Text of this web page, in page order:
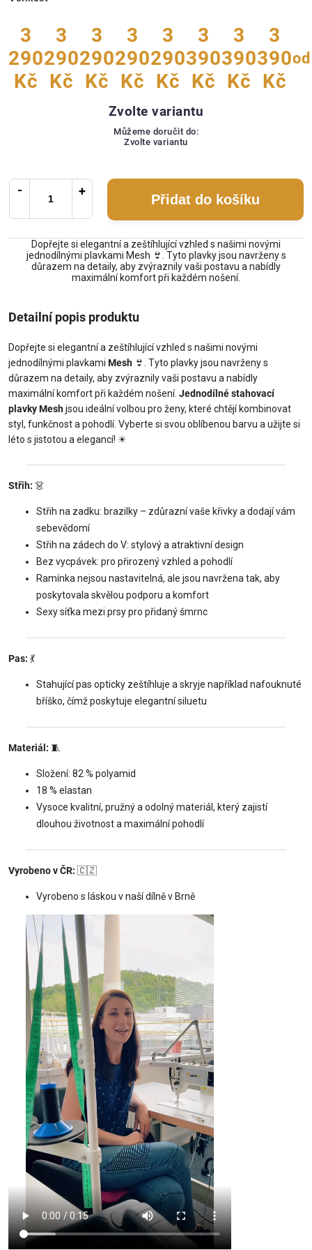
3
290
Kč
3
290
Kč
3
290
Kč
3
290
Kč
3
290
Kč
3
390
Kč
3
390
Kč
3
390
Kč
od
Zvolte variantu
Můžeme doručit do:
Zvolte variantu
Přidat do košíku
Dopřejte si elegantní a zeštíhlující vzhled s našimi novými
jednodílnými plavkami Mesh 👙. Tyto plavky jsou navrženy s
důrazem na detaily, aby zvýraznily vaši postavu a nabídly
maximální komfort při každém nošení.
Detailní popis produktu
Dopřejte si elegantní a zeštíhlující vzhled s našimi novými
jednodílnými plavkami Mesh 👙 . Tyto plavky jsou navrženy s
důrazem na detaily, aby zvýraznily vaši postavu a nabídly
maximální komfort při každém nošení. Jednodílné stahovací
plavky Meshjsou ideální volbou pro ženy, které chtějí kombinovat
styl, funkčnost a pohodlí. Vyberte si svou oblíbenou barvu a užijte si
léto s jistotou a elegancí! ☀
Střih: 👗
Střih na zadku: brazilky – zdůrazní vaše křivky a dodají vám
sebevědomí
Střih na zádech do V: stylový a atraktivní design
Bez vycpávek: pro přirozený vzhled a pohodlí
Ramínka nejsou nastavitelná, ale jsou navržena tak, aby
poskytovala skvělou podporu a komfort
Sexy síťka mezi prsy pro přidaný šmrnc
Pas: 💃
Stahující pas opticky zeštíhluje a skryje například nafouknuté
bříško, čímž poskytuje elegantní siluetu
Materiál: 🧵
Složení: 82 % polyamid
18 % elastan
Vysoce kvalitní, pružný a odolný materiál, který zajistí
dlouhou životnost a maximální pohodlí
Vyrobeno v ČR: 🇨🇿
Vyrobeno s láskou v naší dílně v Brně